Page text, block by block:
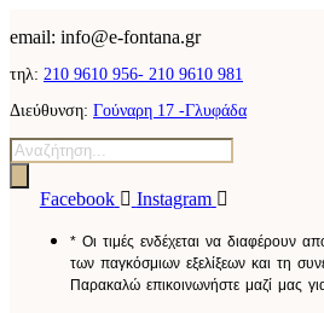
email: info@e-fontana.gr
τηλ: 210 9610 956- 210 9610 981
Διεύθυνση: Γούναρη 17 -Γλυφάδα
Facebook Instagram
* Οι τιμές ενδέχεται να διαφέρουν
των παγκόσμιων εξελίξεων και τη
Παρακαλώ επικοινωνήστε μαζί μας